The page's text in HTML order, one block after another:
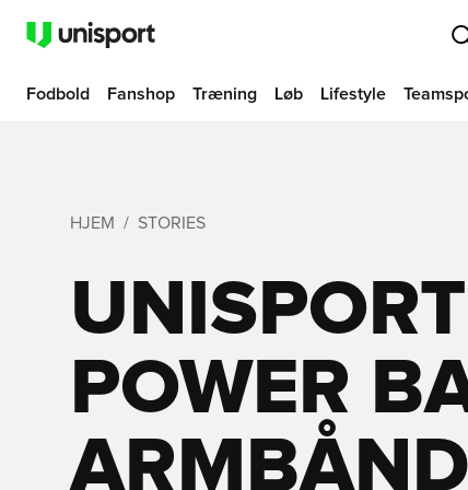
Fodbold Fanshop Træning Løb Lifestyle
HJEM STORIES
POWER